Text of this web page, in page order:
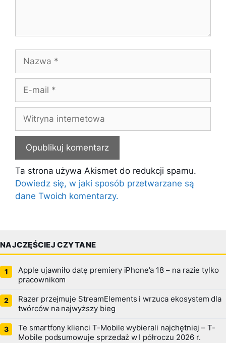
mail
internetowa
Ta strona używa Akismet do redukcji spamu.
Dowiedz się, w jaki sposób przetwarzane są
dane Twoich komentarzy.
NAJCZĘŚCIEJ CZYTANE
Apple ujawniło datę premiery iPhone’a 18 – na razie tylko
pracownikom
Razer przejmuje StreamElements i wrzuca ekosystem dla
twórców na najwyższy bieg
Te smartfony klienci T-Mobile wybierali najchętniej – T-
Mobile podsumowuje sprzedaż w I półroczu 2026 r.